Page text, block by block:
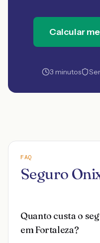
Calcular
3 minutos
FAQ
Seguro
Quanto custa o
em Fortaleza?